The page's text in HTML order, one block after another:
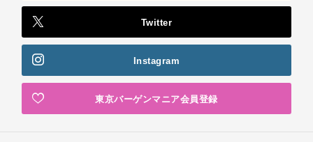
Twitter
Instagram
東京バーゲンマニア会員登録